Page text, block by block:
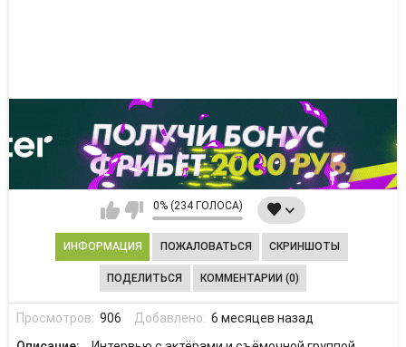
0% (234 ГОЛОСА)
ИНФОРМАЦИЯ ПОЖАЛОВАТЬСЯ СКРИНШОТЫ
ПОДЕЛИТЬСЯ КОММЕНТАРИИ (0)
Просмотров: 906 Добавлено: 6 месяцев назад